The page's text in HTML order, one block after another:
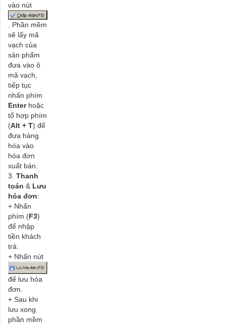
vào nút
. Phần mềm
sẽ lấy mã
vạch của
sản phẩm
đưa vào ô
mã vạch,
tiếp tục
nhấn phím
Enterhoặc
tổ hợp phím
(Alt + T) để
đưa hàng
hóa vào
hóa đơn
xuất bán.
3. Thanh
toán & Lưu
hóa đơn:
+ Nhấn
phím (F3)
để nhập
tiền khách
trả.
+ Nhấn nút
để lưu hóa
đơn.
+ Sau khi
lưu xong
phần mềm